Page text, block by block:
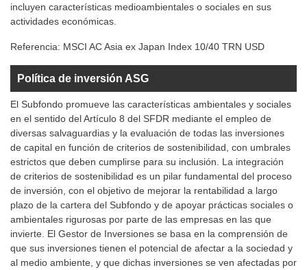
incluyen características medioambientales o sociales en sus
actividades económicas.
Referencia: MSCI AC Asia ex Japan Index 10/40 TRN USD
Política de inversión ASG
El Subfondo promueve las características ambientales y sociales
en el sentido del Artículo 8 del SFDR mediante el empleo de
diversas salvaguardias y la evaluación de todas las inversiones
de capital en función de criterios de sostenibilidad, con umbrales
estrictos que deben cumplirse para su inclusión. La integración
de criterios de sostenibilidad es un pilar fundamental del proceso
de inversión, con el objetivo de mejorar la rentabilidad a largo
plazo de la cartera del Subfondo y de apoyar prácticas sociales o
ambientales rigurosas por parte de las empresas en las que
invierte. El Gestor de Inversiones se basa en la comprensión de
que sus inversiones tienen el potencial de afectar a la sociedad y
al medio ambiente, y que dichas inversiones se ven afectadas por